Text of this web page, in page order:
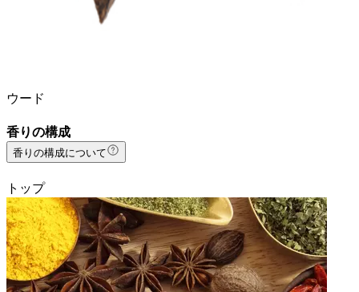
ウード
香りの構成
香りの構成について
トップ